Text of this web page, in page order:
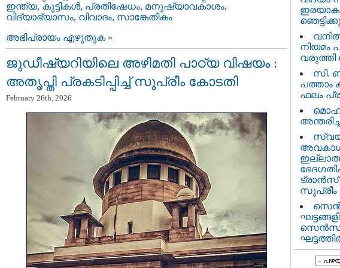
ഇന്ത്യ, കുട്ടികള്‍, പ്രതിഷേധം, മനുഷ്യാവകാശം,
വിദ്യാഭ്യാസം, വിവാദം, സാങ്കേതികം
അഭിപ്രായം എഴുതുക »
ജുഡീഷ്യറിയിലെ അഴിമതി പാഠ്യ വിഷയം :
അതൃപ്തി പ്രകടിപ്പിച്ച് സുപ്രീം കോടതി
February 26th, 2026
നിയമം
വരുത്തി
സി.
പത്താം
ഫലം
സുപ്രീം